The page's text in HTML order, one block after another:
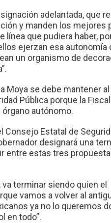
adelantada, que
y manden los mejores
línea que pudiera haber,
ejerzan esa autonomía
un organismo de
Moya se debe mantener
Pública porque la
autónomo.
Consejo Estatal de
designará una
entre estas tres
terminar siendo quien el
vamos a volver al
ya no lo queremos
en todo”.